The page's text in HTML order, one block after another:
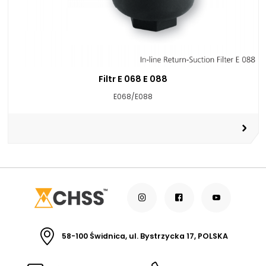
Filtr E 068 E 088
E068/E088
58-100 Świdnica, ul. Bystrzycka 17, POLSKA